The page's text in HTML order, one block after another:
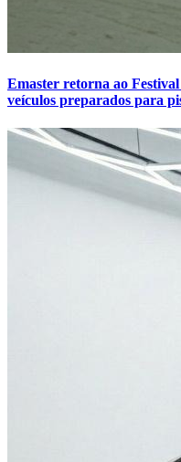
Emaster retorna ao
veículos preparados para